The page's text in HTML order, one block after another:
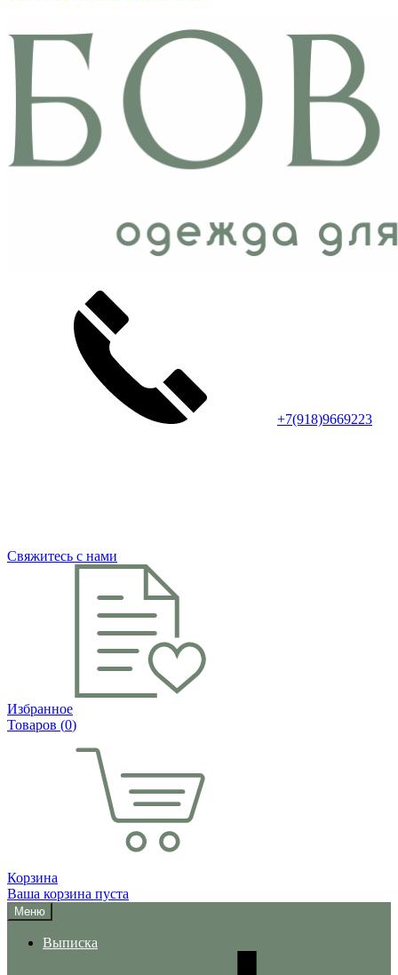
+7(918)9669223
Свяжитесь с нами
Избранное
Товаров (0)
Корзина
Ваша корзина пуста
Меню
Выписка